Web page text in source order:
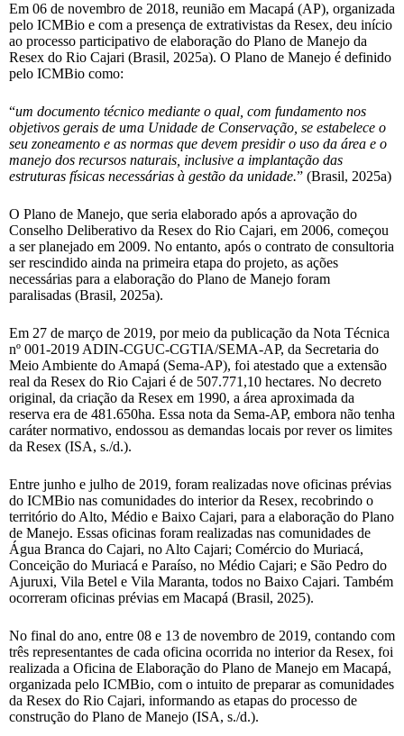
Em 06 de novembro de 2018, reunião em Macapá (AP), organizada
pelo ICMBio e com a presença de extrativistas da Resex, deu início
ao processo participativo de elaboração do Plano de Manejo da
Resex do Rio Cajari (Brasil, 2025a). O Plano de Manejo é definido
pelo ICMBio como:
“um documento técnico mediante o qual, com fundamento nos
objetivos gerais de uma Unidade de Conservação, se estabelece o
seu zoneamento e as normas que devem presidir o uso da área e o
manejo dos recursos naturais, inclusive a implantação das
estruturas físicas necessárias à gestão da unidade.” (Brasil, 2025a)
O Plano de Manejo, que seria elaborado após a aprovação do
Conselho Deliberativo da Resex do Rio Cajari, em 2006, começou
a ser planejado em 2009. No entanto, após o contrato de consultoria
ser rescindido ainda na primeira etapa do projeto, as ações
necessárias para a elaboração do Plano de Manejo foram
paralisadas (Brasil, 2025a).
Em 27 de março de 2019, por meio da publicação da Nota Técnica
nº 001-2019 ADIN-CGUC-CGTIA/SEMA-AP, da Secretaria do
Meio Ambiente do Amapá (Sema-AP), foi atestado que a extensão
real da Resex do Rio Cajari é de 507.771,10 hectares. No decreto
original, da criação da Resex em 1990, a área aproximada da
reserva era de 481.650ha. Essa nota da Sema-AP, embora não tenha
caráter normativo, endossou as demandas locais por rever os limites
da Resex (ISA, s./d.).
Entre junho e julho de 2019, foram realizadas nove oficinas prévias
do ICMBio nas comunidades do interior da Resex, recobrindo o
território do Alto, Médio e Baixo Cajari, para a elaboração do Plano
de Manejo. Essas oficinas foram realizadas nas comunidades de
Água Branca do Cajari, no Alto Cajari; Comércio do Muriacá,
Conceição do Muriacá e Paraíso, no Médio Cajari; e São Pedro do
Ajuruxi, Vila Betel e Vila Maranta, todos no Baixo Cajari. Também
ocorreram oficinas prévias em Macapá (Brasil, 2025).
No final do ano, entre 08 e 13 de novembro de 2019, contando com
três representantes de cada oficina ocorrida no interior da Resex, foi
realizada a Oficina de Elaboração do Plano de Manejo em Macapá,
organizada pelo ICMBio, com o intuito de preparar as comunidades
da Resex do Rio Cajari, informando as etapas do processo de
construção do Plano de Manejo (ISA, s./d.).